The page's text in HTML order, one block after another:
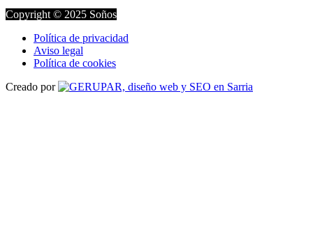
Copyright © 2025 Soños
Política de privacidad
Aviso legal
Política de cookies
Creado por